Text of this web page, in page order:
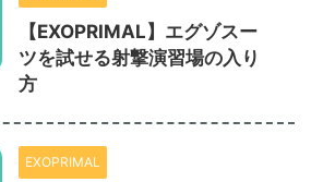
【EXOPRIMAL】エグゾスー
ツを試せる射撃演習場の入り
方
EXOPRIMAL